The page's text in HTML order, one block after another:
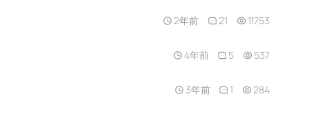
2年前 21 11753
4年前 5 537
3年前 1 284